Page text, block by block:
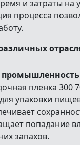
и затраты на
процесса
пленка 300
упаковки
попадание
запахов.